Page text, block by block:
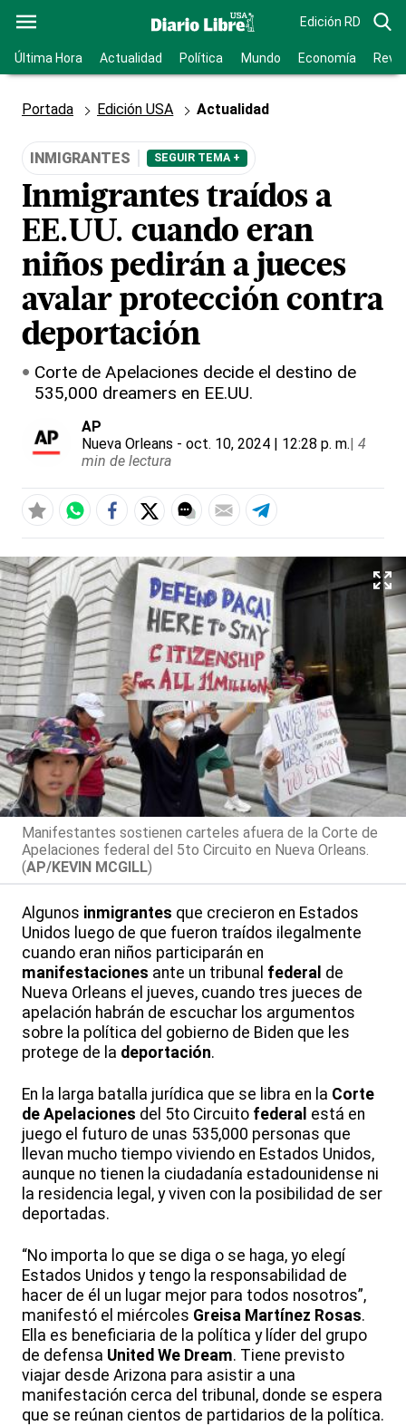
Edición RD
Última Hora Actualidad Política Mundo Economía
Portada Edición USA Actualidad
INMIGRANTES SEGUIR TEMA +
Inmigrantes traídos a
EE.UU. cuando eran
niños pedirán a jueces
avalar protección contra
deportación
Corte de Apelaciones decide el destino de
535,000 dreamers en EE.UU.
AP
Nueva Orleans - oct. 10, 2024 | 12:28 p. m.| 4
min de lectura
Manifestantes sostienen carteles afuera de la Corte de
Apelaciones federal del 5to Circuito en Nueva Orleans.
(AP/KEVIN MCGILL)
Algunos inmigrantes que crecieron en Estados
Unidos luego de que fueron traídos ilegalmente
cuando eran niños participarán en
manifestaciones ante un tribunal federal de
Nueva Orleans el jueves, cuando tres jueces de
apelación habrán de escuchar los argumentos
sobre la política del gobierno de Biden que les
protege de la deportación.
En la larga batalla jurídica que se libra en la Corte
de Apelaciones del 5to Circuito federal está en
juego el futuro de unas 535,000 personas que
llevan mucho tiempo viviendo en Estados Unidos,
aunque no tienen la ciudadanía estadounidense ni
la residencia legal, y viven con la posibilidad de ser
deportadas.
“No importa lo que se diga o se haga, yo elegí
Estados Unidos y tengo la responsabilidad de
hacer de él un lugar mejor para todos nosotros”,
manifestó el miércoles Greisa Martínez Rosas.
Ella es beneficiaria de la política y líder del grupo
de defensa United We Dream. Tiene previsto
viajar desde Arizona para asistir a una
manifestación cerca del tribunal, donde se espera
que se reúnan cientos de partidarios de la política.